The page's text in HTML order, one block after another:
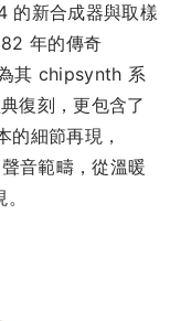
的新合成器與取樣
年的傳奇
其 chipsynth 系
復刻，更包含了
細節再現，
音範疇，從溫暖